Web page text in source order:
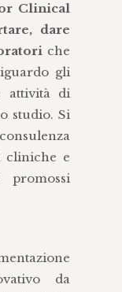
Clinical
dare
che
gli
attività di
studio. Si
cliniche e
da